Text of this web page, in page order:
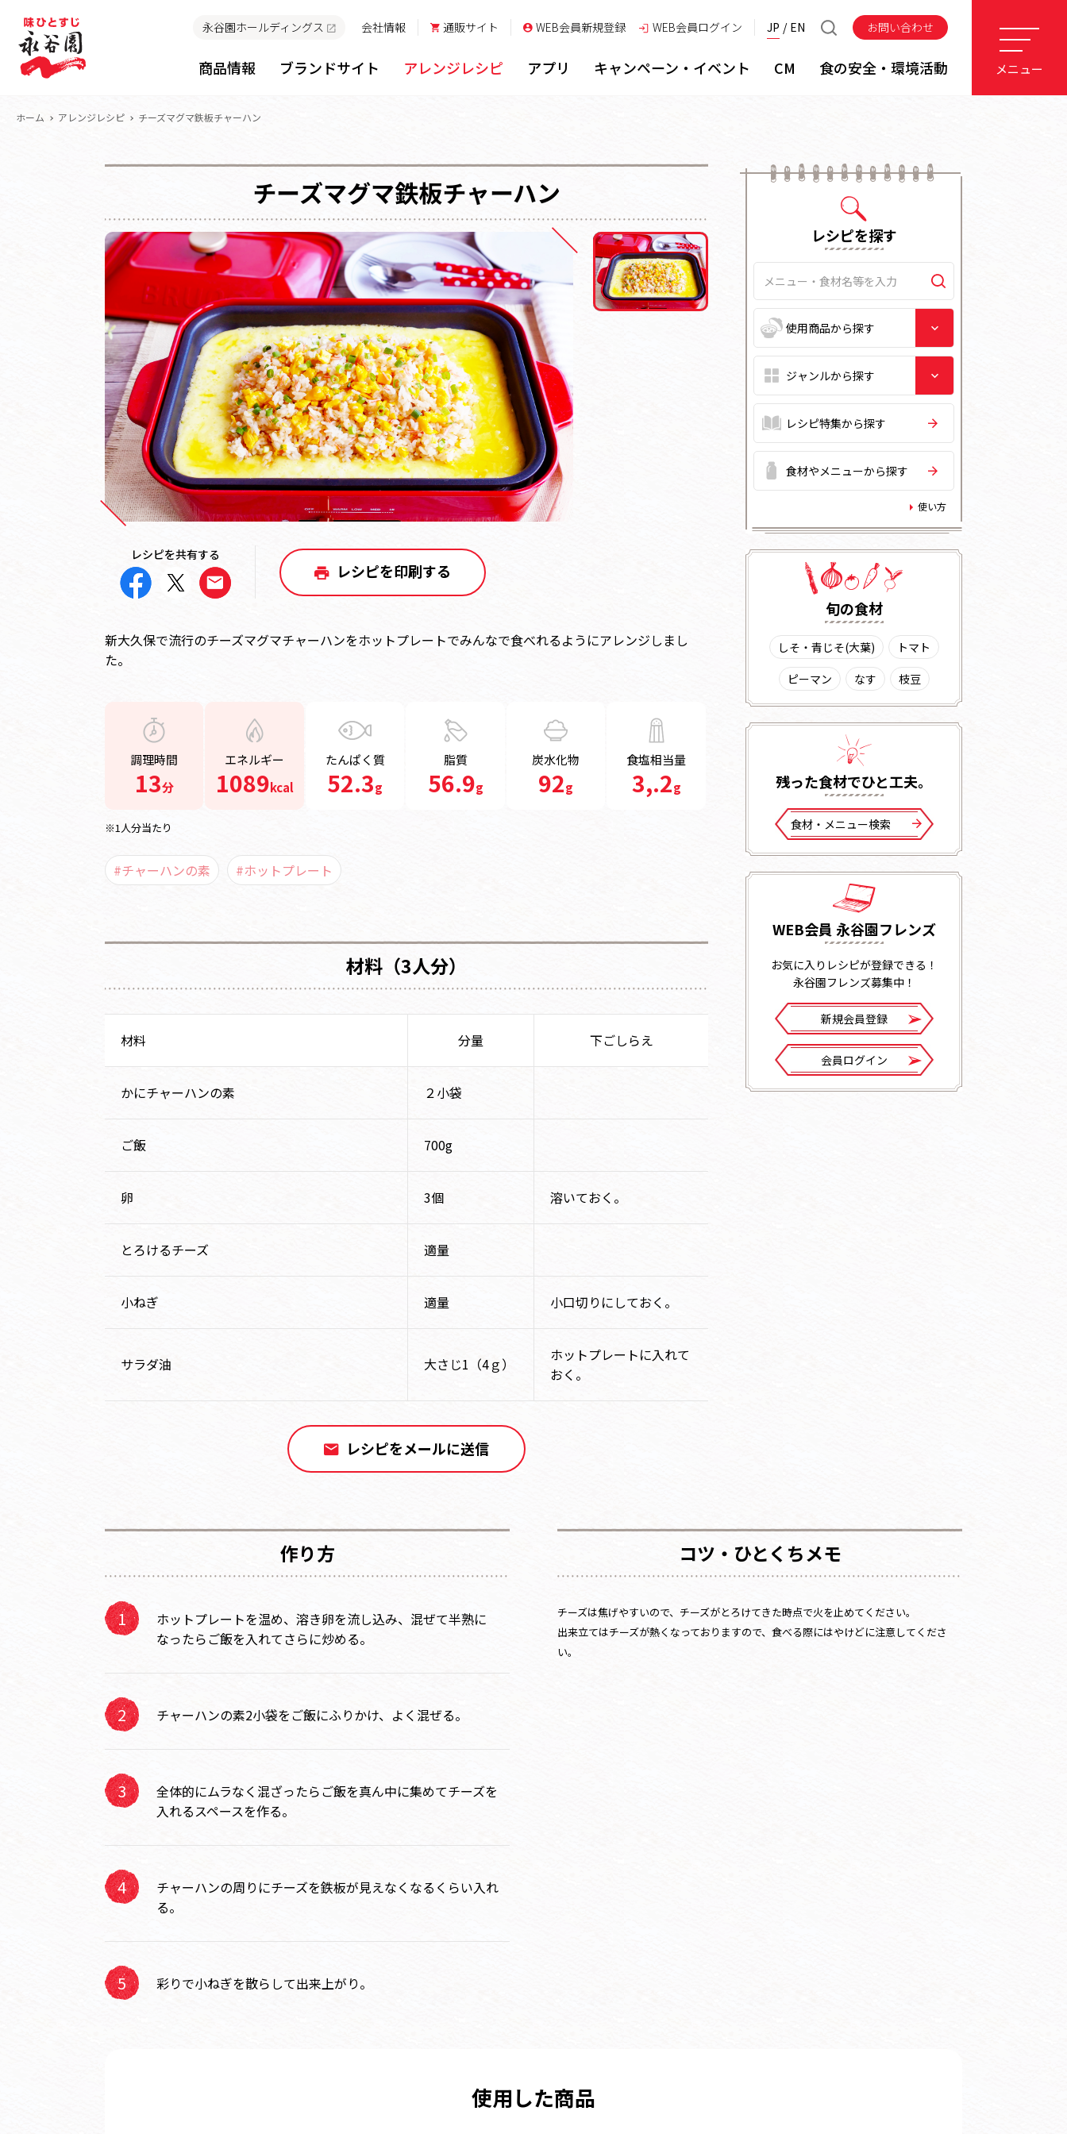
永谷園ホールディングス 会社情報 通販サイト WEB会員新規登録 WEB会員ログイン JP EN お問い合わせ
商品情報 ブランドサイト アレンジレシピ アプリ キャンペーン・イベント CM 食の安全・環境活動 メニュー
ホーム アレンジレシピ チーズマグマ鉄板チャーハン
チーズマグマ鉄板チャーハン
レシピを共有する
レシピを印刷する
新大久保で流行のチーズマグマチャーハンをホットプレートでみんなで食べれるようにアレンジしまし
た。
調理時間
13分
エネルギー
1089kcal
たんぱく質
52.3g
脂質
56.9g
炭水化物
92g
食塩相当量
3,.2g
※1人分当たり
#チャーハンの素 #ホットプレート
材料（3人分）
材料 分量 下ごしらえ
かにチャーハンの素 ２小袋
ご飯 700g
卵 3個 溶いておく。
とろけるチーズ 適量
小ねぎ 適量 小口切りにしておく。
サラダ油 大さじ1（4ｇ）
ホットプレートに入れて
おく。
レシピをメールに送信
レシピを探す
レシピ特集から探す
食材やメニューから探す
使い方
旬の⾷材
しそ・青じそ(大葉)
トマト
ピーマン
なす 枝豆
残った⾷材でひと⼯夫。
⾷材・メニュー検索
WEB会員 永谷園フレンズ
お気に入りレシピが登録できる！
永谷園フレンズ募集中！
新規会員登録
会員ログイン
作り方
ホットプレートを温め、溶き卵を流し込み、混ぜて半熟に
なったらご飯を入れてさらに炒める。
チャーハンの素2小袋をご飯にふりかけ、よく混ぜる。
全体的にムラなく混ざったらご飯を真ん中に集めてチーズを
入れるスペースを作る。
チャーハンの周りにチーズを鉄板が見えなくなるくらい入れ
る。
彩りで小ねぎを散らして出来上がり。
コツ・ひとくちメモ
チーズは焦げやすいので、チーズがとろけてきた時点で火を止めてください。
出来立てはチーズが熱くなっておりますので、食べる際にはやけどに注意してくださ
い。
使用した商品